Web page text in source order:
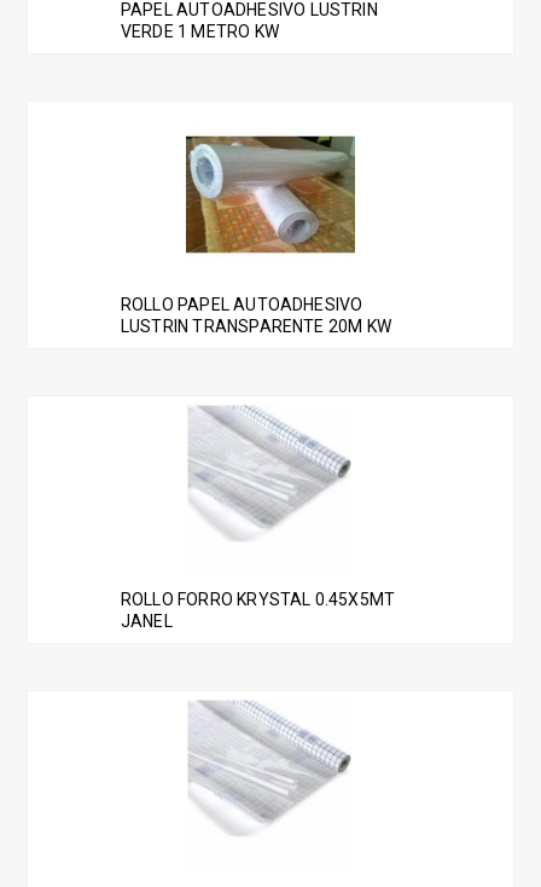
PAPEL AUTOADHESIVO LUSTRIN
VERDE 1 METRO KW
ROLLO PAPEL AUTOADHESIVO
LUSTRIN TRANSPARENTE 20M KW
ROLLO FORRO KRYSTAL 0.45X5MT
JANEL